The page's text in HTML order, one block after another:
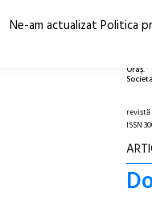
Oraș.
ISSN
Ne-am actualizat Politica